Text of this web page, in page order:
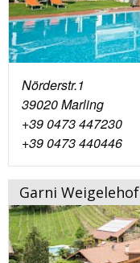
Nörderstr.1
39020 Marling
+39 0473 447230
+39 0473 440446
Garni Weigelehof